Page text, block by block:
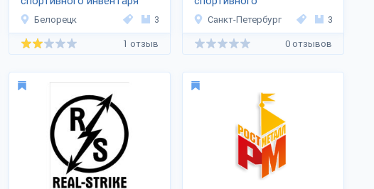
«ARMS»
Белорецк 3
1 отзыв
оборудования «FOREMAN»
Санкт-Петербург 3
0 отзывов